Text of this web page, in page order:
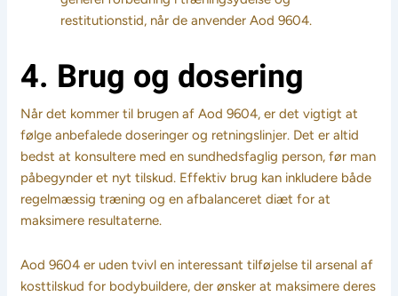
restitutionstid, når de anvender Aod 9604.
4. Brug og dosering
Når det kommer til brugen af Aod 9604, er det vigtigt at
følge anbefalede doseringer og retningslinjer. Det er altid
bedst at konsultere med en sundhedsfaglig person, før man
påbegynder et nyt tilskud. Effektiv brug kan inkludere både
regelmæssig træning og en afbalanceret diæt for at
maksimere resultaterne.
Aod 9604 er uden tvivl en interessant tilføjelse til arsenal af
kosttilskud for bodybuildere, der ønsker at maksimere deres